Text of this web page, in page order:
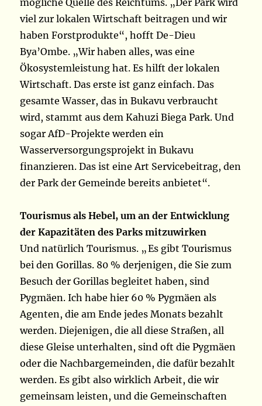
mögliche Quelle des Reichtums. „Der Park wird
viel zur lokalen Wirtschaft beitragen und wir
haben Forstprodukte“, hofft De-Dieu
Bya’Ombe. „Wir haben alles, was eine
Ökosystemleistung hat. Es hilft der lokalen
Wirtschaft. Das erste ist ganz einfach. Das
gesamte Wasser, das in Bukavu verbraucht
wird, stammt aus dem Kahuzi Biega Park. Und
sogar AfD-Projekte werden ein
Wasserversorgungsprojekt in Bukavu
finanzieren. Das ist eine Art Servicebeitrag, den
der Park der Gemeinde bereits anbietet“.
Tourismus als Hebel, um an der Entwicklung
der Kapazitäten des Parks mitzuwirken
Und natürlich Tourismus. „ Es gibt Tourismus
bei den Gorillas. 80 % derjenigen, die Sie zum
Besuch der Gorillas begleitet haben, sind
Pygmäen. Ich habe hier 60 % Pygmäen als
Agenten, die am Ende jedes Monats bezahlt
werden. Diejenigen, die all diese Straßen, all
diese Gleise unterhalten, sind oft die Pygmäen
oder die Nachbargemeinden, die dafür bezahlt
werden. Es gibt also wirklich Arbeit, die wir
gemeinsam leisten, und die Gemeinschaften